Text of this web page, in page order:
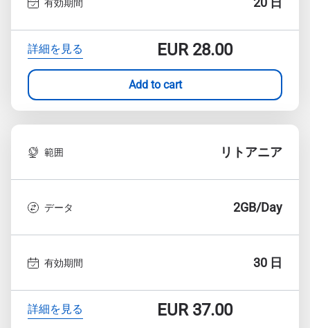
有効期間
詳細を見る EUR28.00
Add to cart
範囲 リトアニア
データ 2GB/Day
有効期間 30 日
詳細を見る EUR37.00